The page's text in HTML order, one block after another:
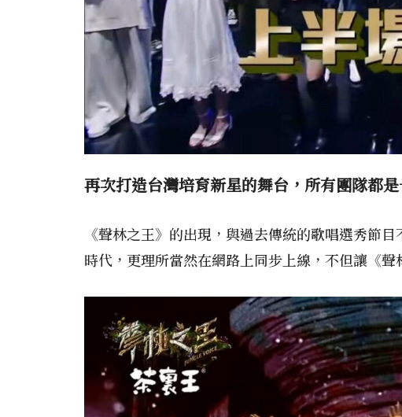
再次打造台灣培育新星的舞台，所有團隊都
《聲林之王》的出現，與過去傳統的歌唱選秀節
時代，更理所當然在網路上同步上線，不但讓《